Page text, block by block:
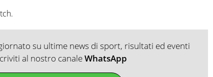
su ultime news di sport, risultati ed eventi
al nostro canaleWhatsApp